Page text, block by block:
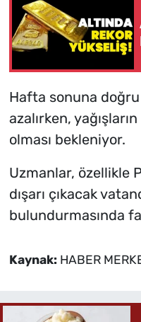
Hafta sonuna doğru
azalırken,
olması bekleniyor.
Uzmanlar, özellikle
dışarı çıkacak
bulundurmasında
Kaynak: HABER